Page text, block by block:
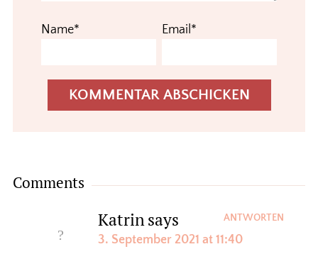
Name* Email*
Comments
Katrinsays
3. September 2021 at 11:40
ANTWORTEN